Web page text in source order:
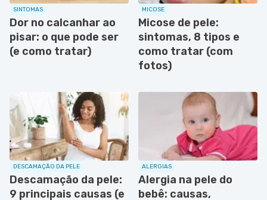
SINTOMAS
Dor no calcanhar ao
pisar: o que pode ser
(e como tratar)
MICOSE
Micose de pele:
sintomas, 8 tipos e
como tratar (com
fotos)
DESCAMAÇÃO DA PELE
Descamação da pele:
9 principais causas (e
ALERGIAS
Alergia na pele do
bebê: causas,